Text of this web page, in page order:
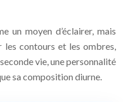
un moyen d’éclairer, mais
les contours et les ombres,
vie, une personnalité
sa composition diurne.